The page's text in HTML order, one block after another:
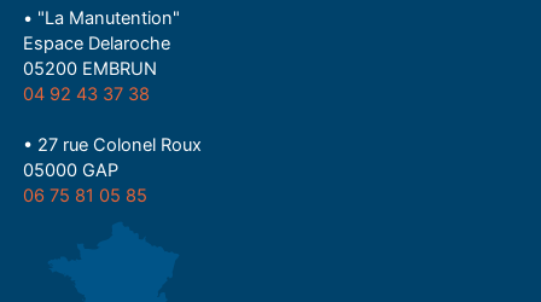
• "La Manutention"
Espace Delaroche
05200 EMBRUN
04 92 43 37 38
• 27 rue Colonel Roux
05000 GAP
06 75 81 05 85